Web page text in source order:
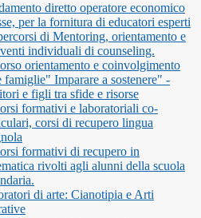
diretto operatore economico
per la fornitura di educatori esperti
di Mentoring, orientamento e
individuali di counseling.
orientamento e coinvolgimento
famiglie" Imparare a sostenere" -
e figli tra sfide e risorse
formativi e laboratoriali co-
corsi di recupero lingua
formativi di recupero in
rivolti agli alunni della scuola
di arte: Cianotipia e Arti